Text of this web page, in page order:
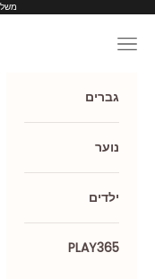
תפריט
גברים
נוער
ילדים
PLAY365